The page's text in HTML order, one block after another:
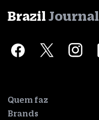
Brazil Journal
Quem faz
Brands